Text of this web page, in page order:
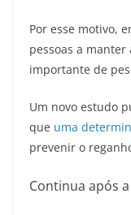
Por esse motivo,
pessoas a
importante de
Um novo estudo
que uma
prevenir o
Continua após